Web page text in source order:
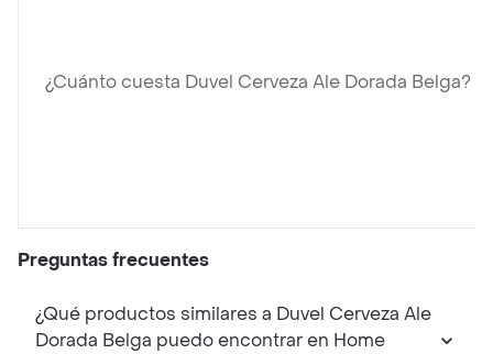
¿Cuánto cuesta Duvel Cerveza Ale Dorada Belga?
Preguntas frecuentes
¿Qué productos similares a Duvel Cerveza Ale
Dorada Belga puedo encontrar en Home